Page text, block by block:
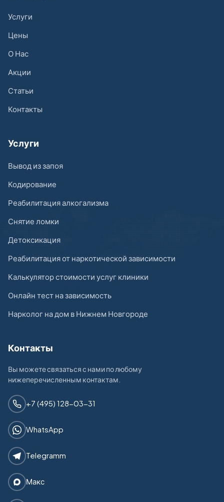
Услуги
Цены
О Нас
Акции
Статьи
Контакты
Услуги
Вывод из запоя
Кодирование
Реабилитация алкогализма
Снятие ломки
Детоксикация
Реабилитация от наркотической зависимости
Калькулятор стоимости услуг клиники
Онлайн тест на зависимость
Нарколог на дом в Нижнем Новгороде
Контакты
Вы можете связаться с нами по любому
нижеперечисленным контактам.
+7 (495) 128-03-31
WhatsApp
Telegramm
Макс